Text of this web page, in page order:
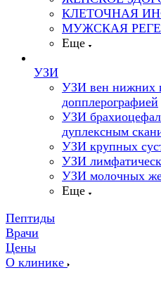
КЛЕТОЧНАЯ
МУЖСКАЯ
Еще
УЗИ
УЗИ вен нижних
допплерографией
УЗИ
дуплексным
УЗИ крупных
УЗИ
УЗИ молочных
Еще
Пептиды
Врачи
Цены
О клинике